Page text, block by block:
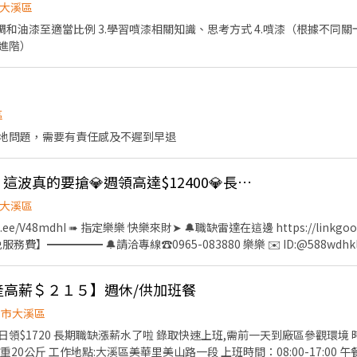
【提供團膳，扣35塊】 【休假】: 排休制(非固定休六日) 【發薪制度
大池10分鐘 ⭕享有勞、健保、團保勞退6％ ⭕有實體門市、非詐騙請安心求職 ❌免費
溪區
和油漆至適當比例 3.學習噴漆相關知識、思考方式 4.噴漆（根據不同
）
問題，需要有責任感及不遲到早退
💎(８４Ｋ)高薪警報｜這波真的要搶💎週領高達$12400💎長期穩定工作💎冷氣房💎
溪區
V48mdhI ➠ 指定樂樂 快樂來財➤ 🔔職缺雷達在這邊 https://
費】━━━━━ 🔔請洽專線☎️0965-083880 樂樂 ✉️ ID:@588wdhkl
✔️【上市大廠】伺服器、車載面板生產 ✅ 【冷氣房、免經驗】
【工作內容】: 伺服器面板生產；機台操作、手工加工、檢驗、測
20:10 時薪$220【薪約$59,694-$77,881】 ➡️【夜班】：20:00 ~ 08:10
下夜班✦ 【工作條件】: 久站或久坐、隔天下夜班、提供團膳、機車
薪＄２１５】週休/供加班餐
大溪區
境 時薪215 領薪方式自由選擇
區美華里美山路一段 上班時間：08:00-17:00 午餐時間：12:00-13:00 間休時